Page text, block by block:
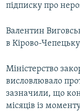
підписку про
Валентин
в Кірово-Чепецьку
Міністерство
висловлювало
зазначили, що
місяців із